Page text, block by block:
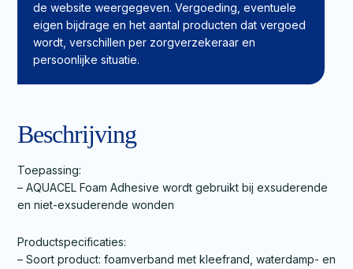
de website weergegeven. Vergoeding, eventuele
eigen bijdrage en het aantal producten dat vergoed
wordt, verschillen per zorgverzekeraar en
persoonlijke situatie.
Beschrijving
Toepassing:
– AQUACEL Foam Adhesive wordt gebruikt bij exsuderende
en niet-exsuderende wonden
Productspecificaties:
– Soort product: foamverband met kleefrand, waterdamp- en